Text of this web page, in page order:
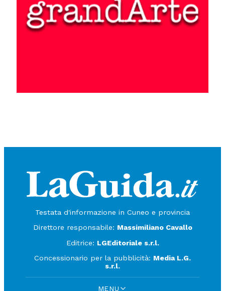
Testata d'informazione in Cuneo e provincia
Direttore responsabile: Massimiliano Cavallo
Editrice: LGEditoriale s.r.l.
Concessionario per la pubblicità: Media L.G.
s.r.l.
MENU